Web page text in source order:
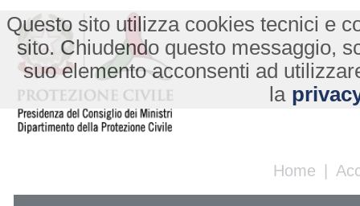
Home |
Questo sito utilizza cookies tecnici e
sito. Chiudendo questo messaggio,
suo elemento acconsenti ad
la